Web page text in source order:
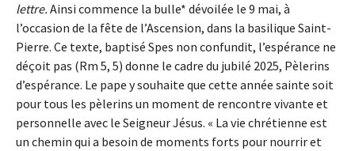
lettre. Ainsi commence la bulle* dévoilée le 9 mai, à
l’occasion de la fête de l’Ascension, dans la basilique Saint-
Pierre. Ce texte, baptisé Spes non confundit, l’espérance ne
déçoit pas (Rm 5, 5) donne le cadre du jubilé 2025, Pèlerins
d’espérance. Le pape y souhaite que cette année sainte soit
pour tous les pèlerins un moment de rencontre vivante et
personnelle avec le Seigneur Jésus. « La vie chrétienne est
un chemin qui a besoin de moments forts pour nourrir et